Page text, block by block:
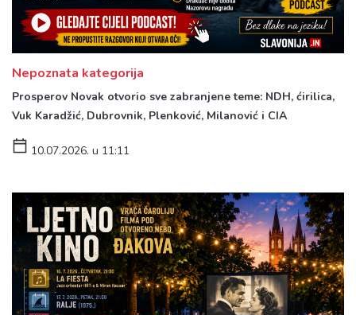
Nepoznata kategorija
Prosperov Novak otvorio sve zabranjene teme: NDH, ćirilica,
Vuk Karadžić, Dubrovnik, Plenković, Milanović i CIA
10.07.2026. u 11:11